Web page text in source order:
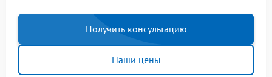
Получить консультацию
Наши цены